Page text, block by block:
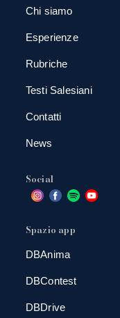
Chi siamo
Esperienze
Rubriche
Testi Salesiani
Contatti
News
Social
Spazio app
DBAnima
DBContest
DBDrive